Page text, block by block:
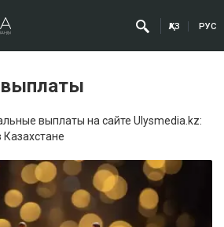
ҚАЗ РУС
выплаты на сайте Ulysmedia.kz:
Казахстане